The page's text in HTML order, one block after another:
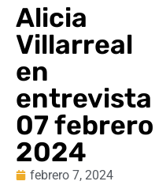
Alicia
Villarreal
en
entrevista
07 febrero
2024
febrero 7, 2024